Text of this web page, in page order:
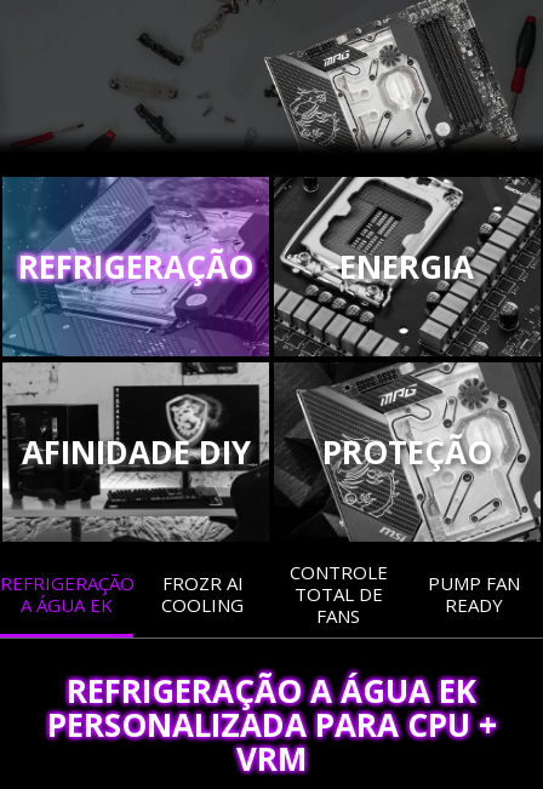
REFRIGERAÇÃO ENERGIA
AFINIDADE DIY PROTEÇÃO
REFRIGERAÇÃO
A ÁGUA EK
FROZR AI
COOLING
CONTROLE
TOTAL DE
FANS
PUMP FAN
READY
REFRIGERAÇÃO A ÁGUA EK
PERSONALIZADA PARA CPU +
VRM